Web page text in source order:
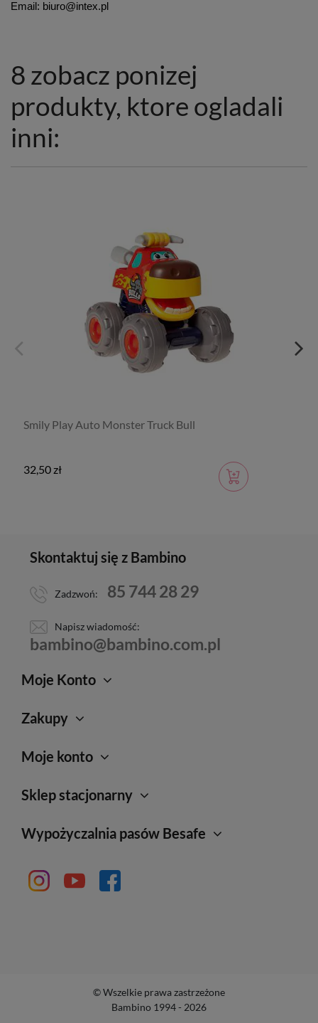
Email: biuro@intex.pl
8 zobacz ponizej
produkty, ktore ogladali
inni:
Smily Play Auto Monster Truck Bull
32,50 zł
Skontaktuj się z Bambino
Zadzwoń: 85 744 28 29
Napisz wiadomość:
bambino@bambino.com.pl
Moje Konto
Zakupy
Moje konto
Sklep stacjonarny
Wypożyczalnia pasów Besafe
© Wszelkie prawa zastrzeżone
Bambino 1994 - 2026